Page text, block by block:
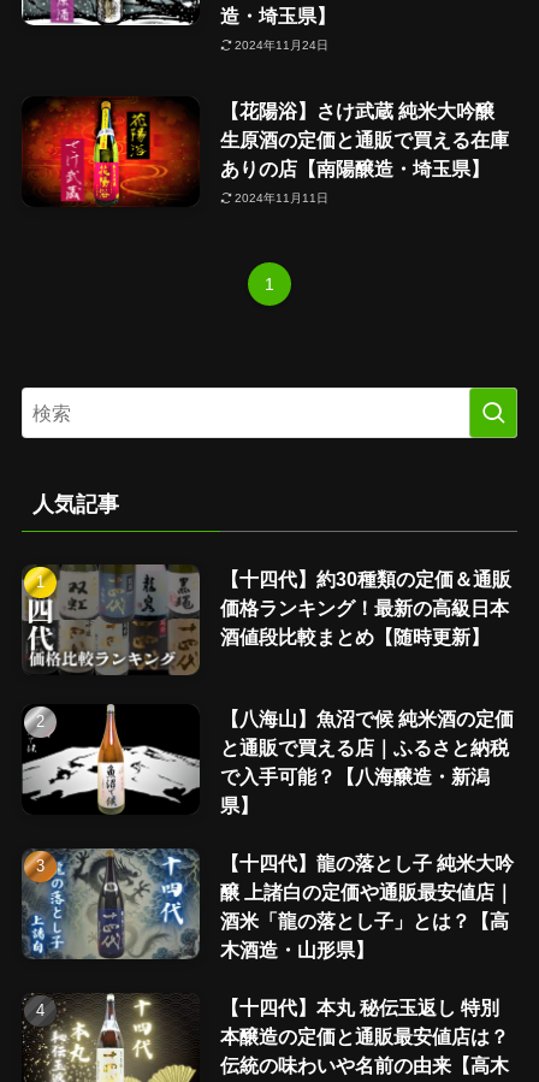
造・埼玉県】
2024年11月24日
【花陽浴】さけ武蔵 純米大吟醸
生原酒の定価と通販で買える在庫
ありの店【南陽醸造・埼玉県】
2024年11月11日
1
人気記事
【十四代】約30種類の定価＆通販
価格ランキング！最新の高級日本
酒値段比較まとめ【随時更新】
【八海山】魚沼で候 純米酒の定価
と通販で買える店｜ふるさと納税
で入手可能？【八海醸造・新潟
県】
【十四代】龍の落とし子 純米大吟
醸 上諸白の定価や通販最安値店｜
酒米「龍の落とし子」とは？【高
木酒造・山形県】
【十四代】本丸 秘伝玉返し 特別
本醸造の定価と通販最安値店は？
伝統の味わいや名前の由来【高木